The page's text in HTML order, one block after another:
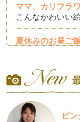
ママ、カリフラ
こんなかわい
夏休みのお昼ご
夏野菜を涼しく
夏野菜がおいし
ち溢れていて、
ピ